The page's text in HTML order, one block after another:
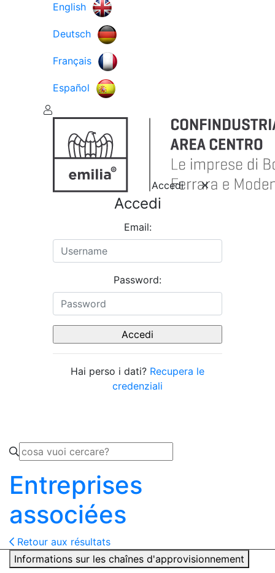
English
Deutsch
Français
Español
Accedi
Accedi
Email:
Password:
Hai perso i dati? Recupera le
credenziali
Entreprises
associées
Retour aux résultats
Informations sur les chaînes d'approvisionnement